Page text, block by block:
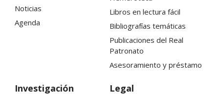
Noticias
Agenda
Libros en lectura fácil
Bibliografías temáticas
Publicaciones del Real
Patronato
Asesoramiento y préstamo
Investigación Legal